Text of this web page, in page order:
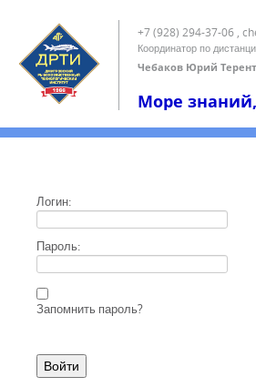
+7 (928) 294-37-06 ,
Координатор по
Чебаков Юрий
Море
Логин:
Пароль:
Запомнить пароль?